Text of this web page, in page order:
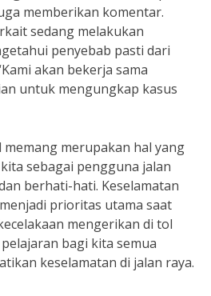
memberikan komentar.
sedang melakukan
penyebab pasti dari
akan bekerja sama
untuk mengungkap kasus
memang merupakan hal yang
sebagai pengguna jalan
berhati-hati. Keselamatan
prioritas utama saat
mengerikan di tol
bagi kita semua
keselamatan di jalan raya.